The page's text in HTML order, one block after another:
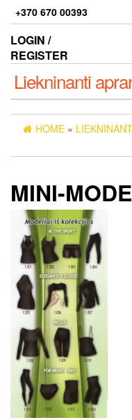
the
content
+370 670 00393
LOGIN /
REGISTER
Liekninanti
HOME »
MINI-